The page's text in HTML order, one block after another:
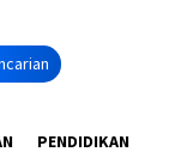
PENDIDIKAN